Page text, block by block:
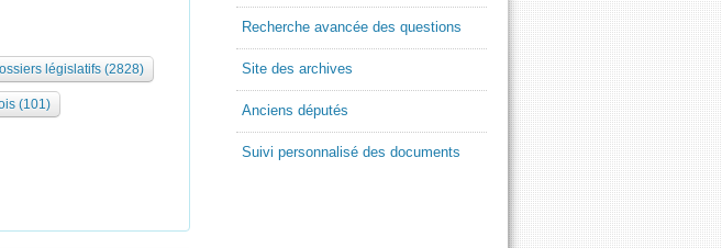
législatifs (2828)
(101)
Recherche avancée des questions
Site des archives
Anciens députés
Suivi personnalisé des documents